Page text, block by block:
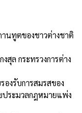
านทูตของชาวต่างชาติ
สุล กระทรวงการต่าง
งรับการสมรสของ
ระมวลกฎหมายแพ่ง